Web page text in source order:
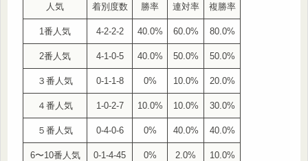
人気 着別度数 勝率 連対率 複勝率
1番人気 4-2-2-2 40.0% 60.0% 80.0%
2番人気 4-1-0-5 40.0% 50.0% 50.0%
３番人気 0-1-1-8 0% 10.0% 20.0%
４番人気 1-0-2-7 10.0% 10.0% 30.0%
５番人気 0-4-0-6 0% 40.0% 40.0%
6〜10番人気 0-1-4-45 0% 2.0% 10.0%